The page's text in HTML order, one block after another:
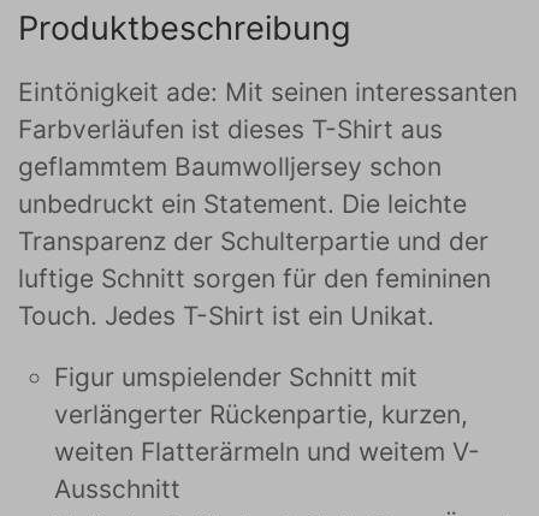
Produktbeschreibung
Eintönigkeit ade: Mit seinen interessanten
Farbverläufen ist dieses T-Shirt aus
geflammtem Baumwolljersey schon
unbedruckt ein Statement. Die leichte
Transparenz der Schulterpartie und der
luftige Schnitt sorgen für den femininen
Touch. Jedes T-Shirt ist ein Unikat.
Figur umspielender Schnitt mit
verlängerter Rückenpartie, kurzen,
weiten Flatterärmeln und weitem V-
Ausschnitt